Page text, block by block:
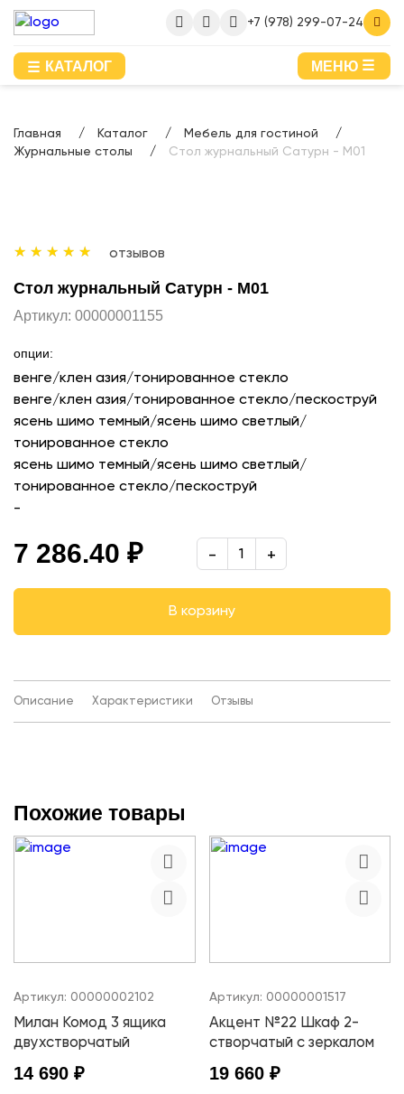
+7 (978) 299-07-24
КАТАЛОГ МЕНЮ
Главная Каталог
Мебель для гостиной
Журнальные столы
Стол журнальный Сатурн - М01
отзывов
Стол журнальный Сатурн - М01
Артикул: 00000001155
опции:
венге/клен азия/тонированное стекло
венге/клен азия/тонированное стекло/пескоструй
ясень шимо темный/ясень шимо светлый/
тонированное стекло
ясень шимо темный/ясень шимо светлый/
тонированное стекло/пескоструй
-
7 286.40 ₽
В корзину
Описание Характеристики Отзывы
Похожие товары
Артикул: 00000002102
Милан Комод 3 ящика
двухстворчатый
14 690 ₽
Артикул: 00000001517
Акцент №22 Шкаф 2-
створчатый с зеркалом
19 660 ₽